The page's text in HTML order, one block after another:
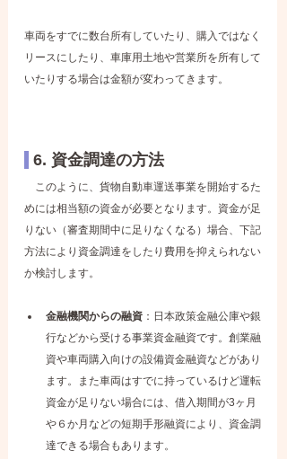
車両をすでに数台所有していたり、購入ではなく
リースにしたり、車庫用土地や営業所を所有して
いたりする場合は金額が変わってきます。
6. 資金調達の方法
このように、貨物自動車運送事業を開始するた
めには相当額の資金が必要となります。資金が足
りない（審査期間中に足りなくなる）場合、下記
方法により資金調達をしたり費用を抑えられない
か検討します。
金融機関からの融資 ：日本政策金融公庫や銀
行などから受ける事業資金融資です。創業融
資や車両購入向けの設備資金融資などがあり
ます。また車両はすでに持っているけど運転
資金が足りない場合には、借入期間が3ヶ月
や６か月などの短期手形融資により、資金調
達できる場合もあります。